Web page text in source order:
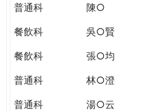
CITIZENSHIP
普通科
陳○
餐飲科
吳○賢
餐飲科
張○均
普通科
林○澄
普通科
湯○云